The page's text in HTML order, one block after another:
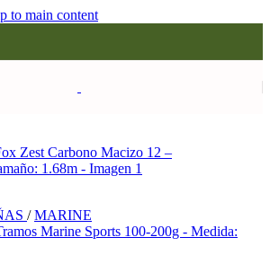
to main content
/ MARINE